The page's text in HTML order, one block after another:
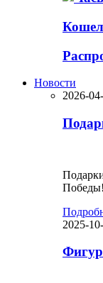
Новости
2026-
Победы!
2025-